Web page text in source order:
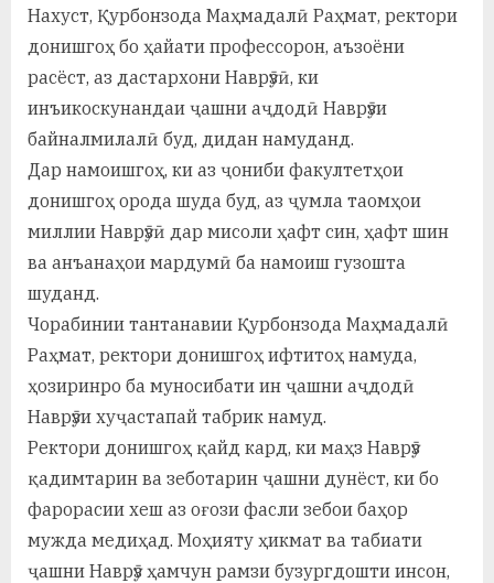
Н
и
Х
с
р
в
Нахуст, Қурбонзода Маҳмадалӣ Раҳмат, ректори
донишгоҳ бо ҳайати профессорон, аъзоёни
расёст, аз дастархони Наврӯзӣ, ки
инъикоскунандаи ҷашни аҷдодӣ Наврӯзи
байналмилалӣ буд, дидан намуданд.
Дар намоишгоҳ, ки аз ҷониби факултетҳои
донишгоҳ орода шуда буд, аз ҷумла таомҳои
миллии Наврӯзӣ дар мисоли ҳафт син, ҳафт шин
ва анъанаҳои мардумӣ ба намоиш гузошта
шуданд.
Чорабинии тантанавии Қурбонзода Маҳмадалӣ
Раҳмат, ректори донишгоҳ ифтитоҳ намуда,
ҳозиринро ба муносибати ин ҷашни аҷдодӣ
Наврӯзи хуҷастапай табрик намуд.
Ректори донишгоҳ қайд кард, ки маҳз Наврӯз
қадимтарин ва зеботарин ҷашни дунёст, ки бо
фарорасии хеш аз оғози фасли зебои баҳор
мужда медиҳад. Моҳияту ҳикмат ва табиати
ҷашни Наврӯз ҳамчун рамзи бузургдошти инсон,